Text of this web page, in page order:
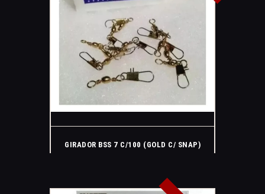
GIRADOR BSS 7 C/100 (GOLD C/ SNAP)